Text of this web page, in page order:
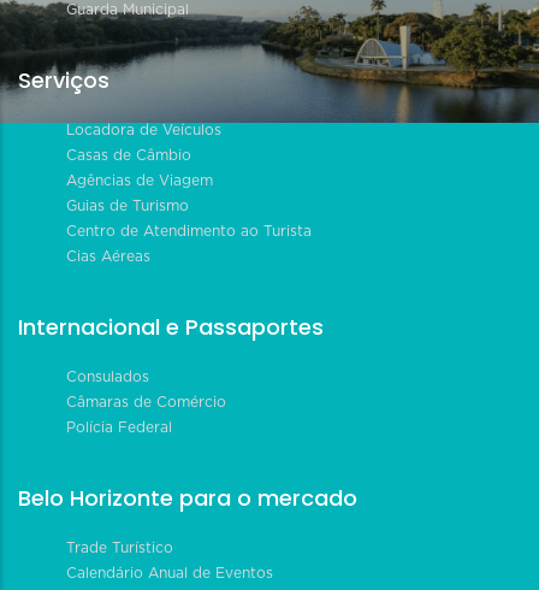
Guarda Municipal
Serviços
Locadora de Veículos
Casas de Câmbio
Agências de Viagem
Guias de Turismo
Centro de Atendimento ao Turista
Cias Aéreas
Internacional e Passaportes
Consulados
Câmaras de Comércio
Polícia Federal
Belo Horizonte para o mercado
Trade Turístico
Calendário Anual de Eventos